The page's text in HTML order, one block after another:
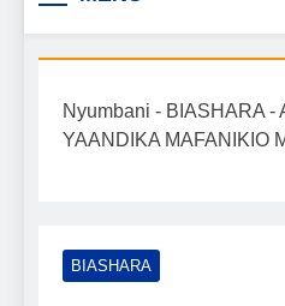
kilimo,
mafanikio
Nyumbani - BIASHARA -
YAANDIKA MAFANIKIO
BIASHARA